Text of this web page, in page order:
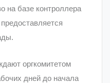
на базе контроллера
оргкомитетом
дней до начала